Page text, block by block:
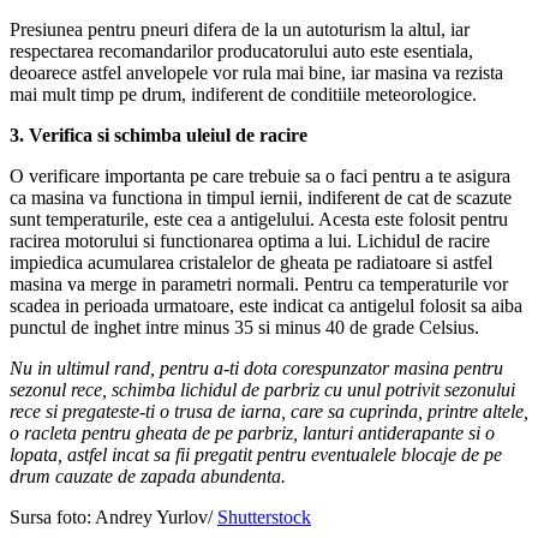
Presiunea pentru pneuri difera de la un autoturism la altul, iar
respectarea recomandarilor producatorului auto este esentiala,
deoarece astfel anvelopele vor rula mai bine, iar masina va rezista
mai mult timp pe drum, indiferent de conditiile meteorologice.
3. Verifica si schimba uleiul de racire
O verificare importanta pe care trebuie sa o faci pentru a te asigura
ca masina va functiona in timpul iernii, indiferent de cat de scazute
sunt temperaturile, este cea a antigelului. Acesta este folosit pentru
racirea motorului si functionarea optima a lui. Lichidul de racire
impiedica acumularea cristalelor de gheata pe radiatoare si astfel
masina va merge in parametri normali. Pentru ca temperaturile vor
scadea in perioada urmatoare, este indicat ca antigelul folosit sa aiba
punctul de inghet intre minus 35 si minus 40 de grade Celsius.
Nu in ultimul rand, pentru a-ti dota corespunzator masina pentru
sezonul rece, schimba lichidul de parbriz cu unul potrivit sezonului
rece si pregateste-ti o trusa de iarna, care sa cuprinda, printre altele,
o racleta pentru gheata de pe parbriz, lanturi antiderapante si o
lopata, astfel incat sa fii pregatit pentru eventualele blocaje de pe
drum cauzate de zapada abundenta.
Sursa foto: Andrey Yurlov/ Shutterstock